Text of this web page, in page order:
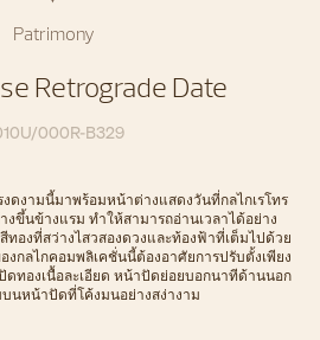
Patrimony
Retrograde Date
000R-B329
ดงามนี้มาพร้อมหน้าต่างแสดงวันที่กลไกเรโทร
งขึ้นข้างแรม ทําให้สามารถอ่านเวลาได้อย่าง
องที่สว่างไสวสองดวงและท้องฟ้าที่เต็มไปด้วย
กลไกคอมพลิเคชั่นนี้ต้องอาศัยการปรับตั้งเพียง
ดทองเนื้อละเอียด หน้าปัดย่อยบอกนาทีด้านนอก
นหน้าปัดที่โค้งมนอย่างสง่างาม